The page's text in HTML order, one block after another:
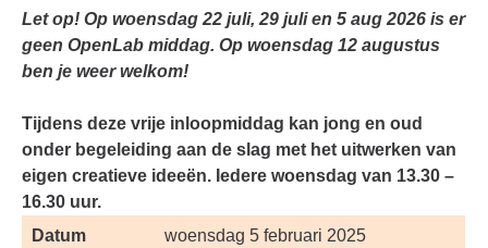
Let op! Op woensdag 22 juli, 29 juli en 5 aug 2026 is er
geen OpenLab middag. Op woensdag 12 augustus
ben je weer welkom!
Tijdens deze vrije inloopmiddag kan jong en oud
onder begeleiding aan de slag met het uitwerken van
eigen creatieve ideeën. Iedere woensdag van 13.30 –
16.30 uur.
Datum
woensdag 5 februari 2025